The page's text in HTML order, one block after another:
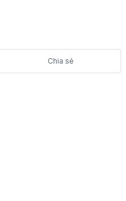
Chia sẻ